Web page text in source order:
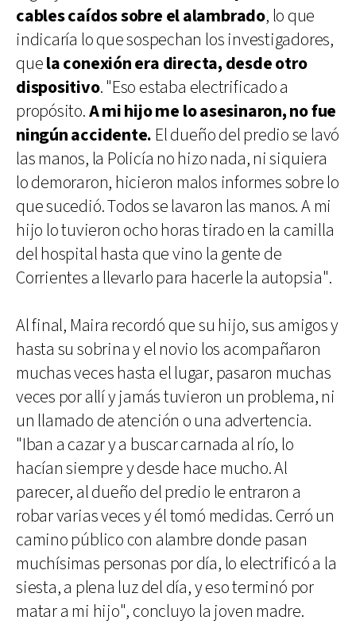
cables caídos sobre el alambrado, lo que
indicaría lo que sospechan los investigadores,
quela conexión era directa, desde otro
dispositivo. "Eso estaba electrificado a
propósito.A mi hijo me lo asesinaron, no fue
ningún accidente. El dueño del predio se lavó
las manos, la Policía no hizo nada, ni siquiera
lo demoraron, hicieron malos informes sobre lo
que sucedió. Todos se lavaron las manos. A mi
hijo lo tuvieron ocho horas tirado en la camilla
del hospital hasta que vino la gente de
Corrientes a llevarlo para hacerle la autopsia".
Al final, Maira recordó que su hijo, sus amigos y
hasta su sobrina y el novio los acompañaron
muchas veces hasta el lugar, pasaron muchas
veces por allí y jamás tuvieron un problema, ni
un llamado de atención o una advertencia.
"Iban a cazar y a buscar carnada al río, lo
hacían siempre y desde hace mucho. Al
parecer, al dueño del predio le entraron a
robar varias veces y él tomó medidas. Cerró un
camino público con alambre donde pasan
muchísimas personas por día, lo electrificó a la
siesta, a plena luz del día, y eso terminó por
matar a mi hijo", concluyo la joven madre.